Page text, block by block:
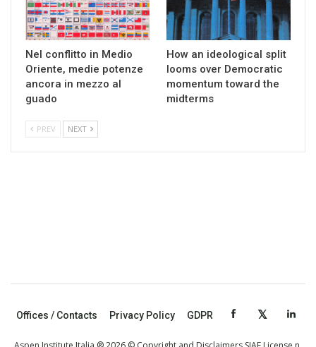
Nel conflitto in Medio
Oriente, medie potenze
ancora in mezzo al
guado
How an ideological split
looms over Democratic
momentum toward the
midterms
PREV NEXT
Offices / Contacts Privacy Policy GDPR